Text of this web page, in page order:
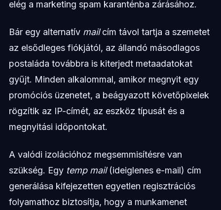
elég a marketing spam karanténba zárásához.
Bár egy alternatív mailcím távol tartja a szemetet
az elsődleges fiókjától, az állandó másodlagos
postaláda továbbra is kiterjedt metaadatokat
gyűjt. Minden alkalommal, amikor megnyit egy
promóciós üzenetet, a beágyazott követőpixelek
rögzítik az IP-címét, az eszköz típusát és a
megnyitási időpontokat.
A valódi izolációhoz megsemmisítésre van
szükség. Egy temp mail(ideiglenes e-mail) cím
generálása kifejezetten egyetlen regisztrációs
folyamathoz biztosítja, hogy a munkamenet